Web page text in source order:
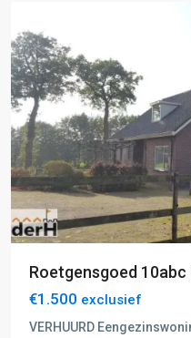
Roetgensgoed 10abc
€1.500 exclusief
VERHUURD
D: